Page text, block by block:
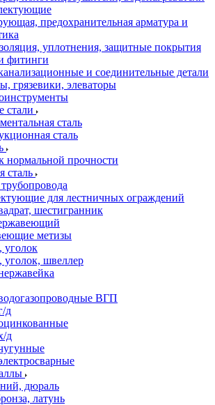
предохранительная арматура и
уплотнения, защитные покрытия
фитинги
и соединительные детали
грязевики, элеваторы
стали
сталь
сталь
нормальной прочности
сталь
для лестничных ограждений
шестигранник
метизы
уголок
уголок, швеллер
ВГП
д
д
дюраль
латунь